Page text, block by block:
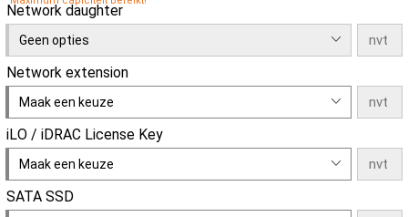
Network daughter
Geen opties
Network extension
Maak een keuze
iLO / iDRAC License Key
Maak een keuze
SATA SSD